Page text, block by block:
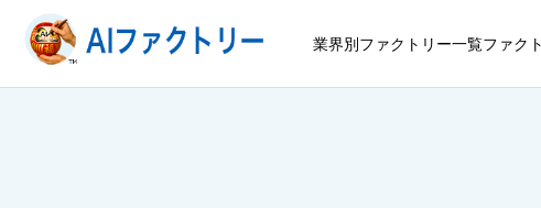
業界別ファクトリー一覧ファク